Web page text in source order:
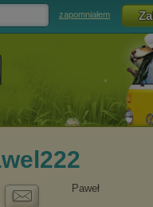
zapomniałem
Paweł